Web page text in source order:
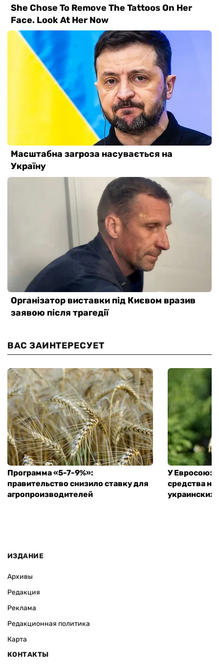
ВАС ЗАИНТЕРЕСУЕТ
Программа «5-7-9%»:
правительство снизило ставку для
агропроизводителей
У
средства
ИЗДАНИЕ
Архивы
Редакция
Реклама
Редакционная политика
Карта
КОНТАКТЫ